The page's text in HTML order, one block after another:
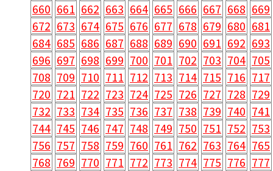
660 661 662 663 664 665 666 667 668 669
672 673 674 675 676 677 678 679 680 681
684 685 686 687 688 689 690 691 692 693
696 697 698 699 700 701 702 703 704 705
708 709 710 711 712 713 714 715 716 717
720 721 722 723 724 725 726 727 728 729
732 733 734 735 736 737 738 739 740 741
744 745 746 747 748 749 750 751 752 753
756 757 758 759 760 761 762 763 764 765
768 769 770 771 772 773 774 775 776 777